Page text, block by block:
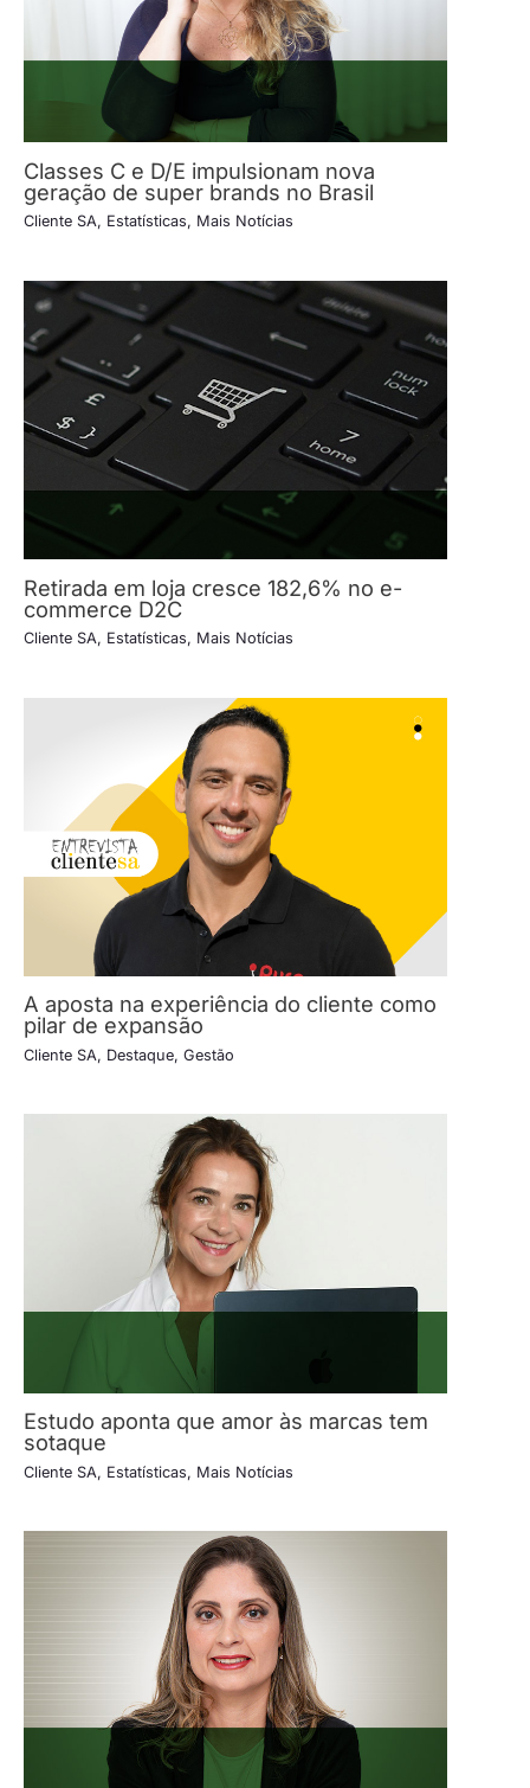
Classes C e D/E impulsionam nova
geração de super brands no Brasil
Cliente SA, Estatísticas, Mais Notícias
Retirada em loja cresce 182,6% no e-
commerce D2C
Cliente SA, Estatísticas, Mais Notícias
A aposta na experiência do cliente como
pilar de expansão
Cliente SA, Destaque, Gestão
Estudo aponta que amor às marcas tem
sotaque
Cliente SA, Estatísticas, Mais Notícias